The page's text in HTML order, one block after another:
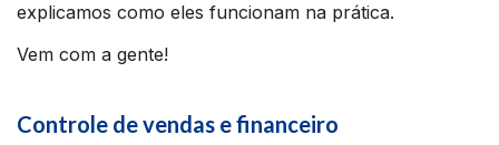
explicamos como eles funcionam na prática.
Vem com a gente!
Controle de vendas e financeiro